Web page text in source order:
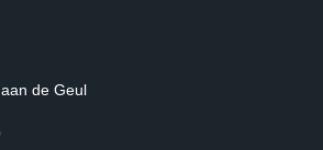
de Geul